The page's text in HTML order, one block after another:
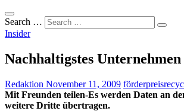
Search …
Insider
Nachhaltigstes
Redaktion November 11, 2009 förderpreis
Mit Freunden teilen-Es werden Daten an
weitere Dritte übertragen.